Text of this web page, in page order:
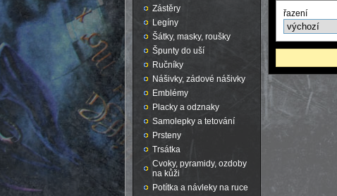
řazení
Zástěry
Legíny
Šátky, masky, roušky
Špunty do uší
Ručníky
Nášivky, zádové nášivky
Emblémy
Placky a odznaky
Samolepky a tetování
Prsteny
Trsátka
Cvoky, pyramidy, ozdoby
na kůži
Potítka a návleky na ruce